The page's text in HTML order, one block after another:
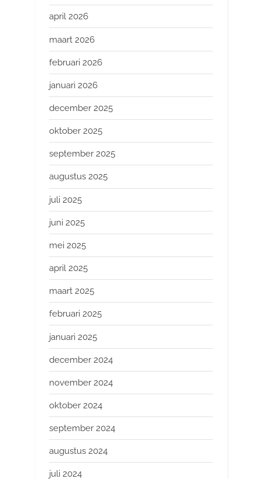
april 2026
maart 2026
februari 2026
januari 2026
december 2025
oktober 2025
september 2025
augustus 2025
juli 2025
juni 2025
mei 2025
april 2025
maart 2025
februari 2025
januari 2025
december 2024
november 2024
oktober 2024
september 2024
augustus 2024
juli 2024